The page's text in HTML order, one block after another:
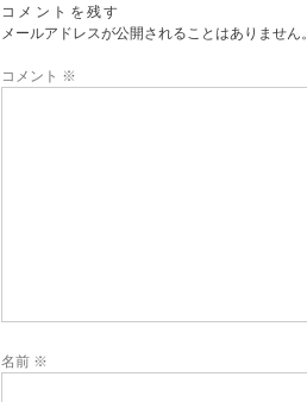
コメントを残す
メールアドレスが公開されることはありません。
コメント ※
名前 ※